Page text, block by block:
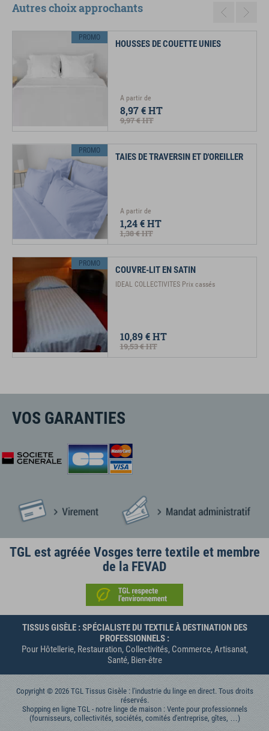
Autres choix approchants
PROMO
HOUSSES DE COUETTE UNIES
A partir de
8,97 €HT
9,97 €HT
PROMO
TAIES DE TRAVERSIN ET D'OREILLER
A partir de
1,24 €HT
1,38 €HT
PROMO
COUVRE-LIT EN SATIN
IDEAL COLLECTIVITES Prix cassés
10,89 €HT
19,53 €HT
PreviousNext
VOS GARANTIES
TGL est agréée Vosges terre textile et membre
de la FEVAD
TISSUS GISÈLE : SPÉCIALISTE DU TEXTILE À DESTINATION DES
PROFESSIONNELS :
Pour Hôtellerie, Restauration, Collectivités, Commerce, Artisanat,
Santé, Bien-être
Copyright © 2026 TGL Tissus Gisèle : l'industrie du linge en direct. Tous droits
réservés.
Shopping en ligne TGL - notre linge de maison : Vente pour professionnels
(fournisseurs, collectivités, sociétés, comités d'entreprise, gîtes, …)